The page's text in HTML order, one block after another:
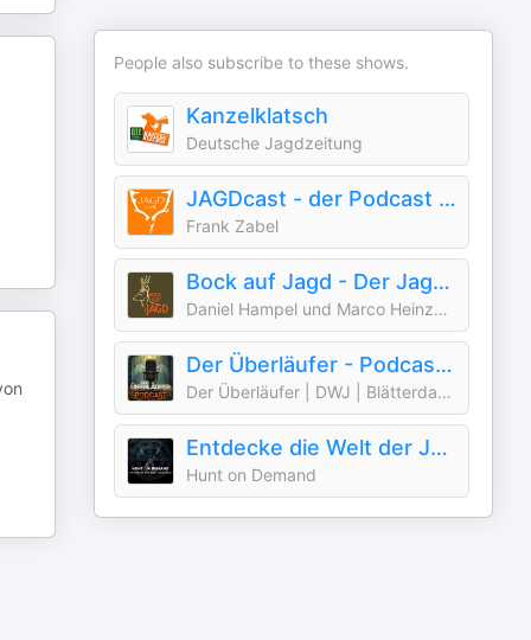
People also subscribe to these shows.
Kanzelklatsch
Deutsche Jagdzeitung
JAGDcast - der Podcast für Jäger und andere Naturliebhaber (Jagd)
Frank Zabel
Bock auf Jagd - Der Jagdpodcast
Daniel Hampel und Marco Heinzelmann
Der Überläufer - Podcast I Der DWJ-Cast
Der Überläufer | DWJ | Blätterdach GmbH
Entdecke die Welt der Jagd!
Hunt on Demand